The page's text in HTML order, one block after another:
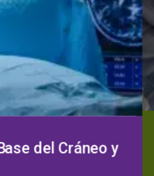
del Cráneo y